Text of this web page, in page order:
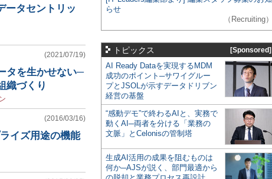
ータセントリッ
(2021/07/19)
タを生かせない─
織づくり
(2016/03/16)
イズ用途の機能
らせ
（Recruiting）
トピックス [Sponsored]
AI Ready Dataを実現するMDM
成功のポイント─サワイグルー
プとJSOLが示すデータドリブン
経営の基盤
“感動デモ”で終わるAIと、実務で
動くAI─両者を分ける「業務の
文脈」とCelonisの管制塔
生成AI活用の成果を阻むものは
何か─AJSが説く、部門最適から